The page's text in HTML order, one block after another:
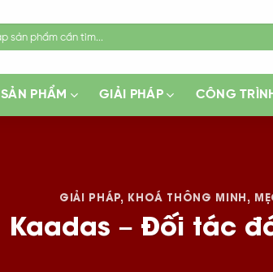
SẢN PHẨM GIẢI PHÁP CÔNG
GIẢI PHÁP, KHOÁ THÔNG MINH,
Kaadas – Đối tác